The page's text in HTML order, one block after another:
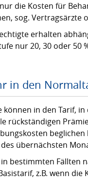
die Kosten für
sog. Vertragsärzte
erhalten
nur 20, 30 oder 50
in den
können in den Tarif,
rückständigen
des übernächsten
bestimmten Fällten
z.B. wenn